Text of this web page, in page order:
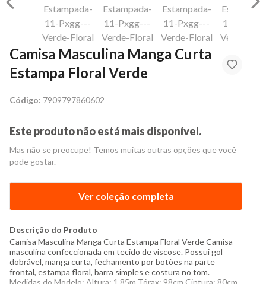
Camisa Masculina Manga Curta
Estampa Floral Verde
Código: 7909797860602
Este produto não está mais disponível.
Mas não se preocupe! Temos muitas outras opções que você
pode gostar.
Ver coleção completa
Descrição do Produto
Camisa Masculina Manga Curta Estampa Floral Verde Camisa
masculina confeccionada em tecido de viscose. Possui gol
dobrável, manga curta, fechamento por botões na parte
frontal, estampa floral, barra simples e costura no tom.
Medidas do Modelo: Altura: 1,85m Tórax: 98cm Cintura: 80cm